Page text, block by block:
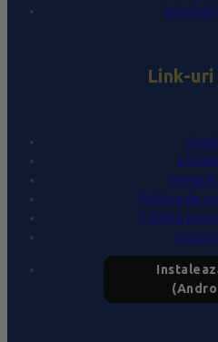
Link-
Politica de
Politica